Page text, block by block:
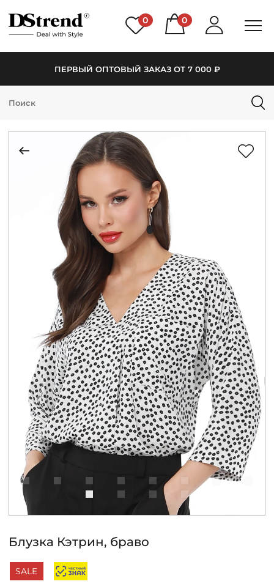
0 0
ПЕРВЫЙ ОПТОВЫЙ ЗАКАЗ ОТ 7 000 ₽
КАТАЛОГ
НОВИНКИ
PREMIUM
РАСПРОДАЖА
АКЦИИ
КОНТАКТЫ
ЖУРНАЛ
О НАС
СКИДКИ
ЧАСТО ЗАДАВАЕМЫЕ ВОПРОСЫ
ОПТОВЫМ ПОКУПАТЕЛЯМ
РОЗНИЧНЫМ ПОКУПАТЕЛЯМ
ДОСТАВКА
Блузка Кэтрин, браво
SALE